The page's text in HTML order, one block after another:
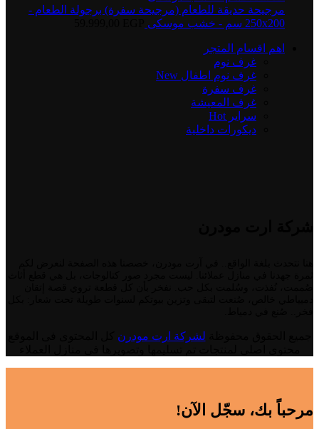
مرجيحة حديقة للطعام (مرجيحة سفرة) برجولة الطعام -
250x200 سم - خشب موسكى
اهم اقسام المتجر
غرف نوم
غرف نوم اطفال New
غرف سفرة
غرف المعيشة
سراير Hot
ديكورات داخلية
لشركة ارت مودرن
مرحباً بك، سجّل الآن!